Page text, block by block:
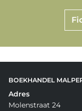
BOEKHANDEL
Adres
Molenstraat 24